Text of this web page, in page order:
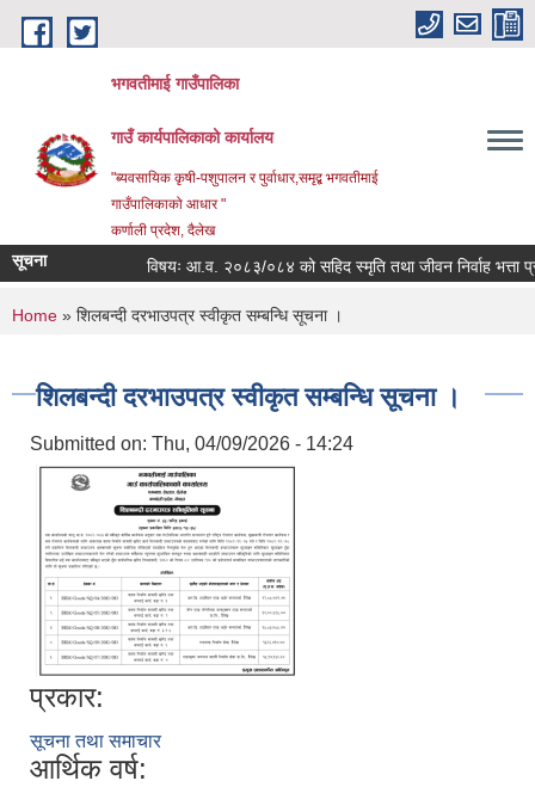
Skip to main content
भगवतीमाई गाउँपालिका
गाउँ कार्यपालिकाको कार्यालय
"ब्यवसायिक कृषी-पशुपालन र पुर्वाधार,समृद्ब भगवतीमाई
गाउँपालिकाको आधार "
कर्णाली प्रदेश, दैलेख
सूचना विषयः आ.व. २०८३/०८४ को सहिद स्मृति तथा जीवन निर्वाह भत्ता
You are here
Home » शिलबन्दी दरभाउपत्र स्वीकृत सम्बन्धि सूचना ।
शिलबन्दी दरभाउपत्र स्वीकृत सम्बन्धि सूचना ।
Submitted on: Thu, 04/09/2026 - 14:24
प्रकार:
सूचना तथा समाचार
आर्थिक वर्ष: